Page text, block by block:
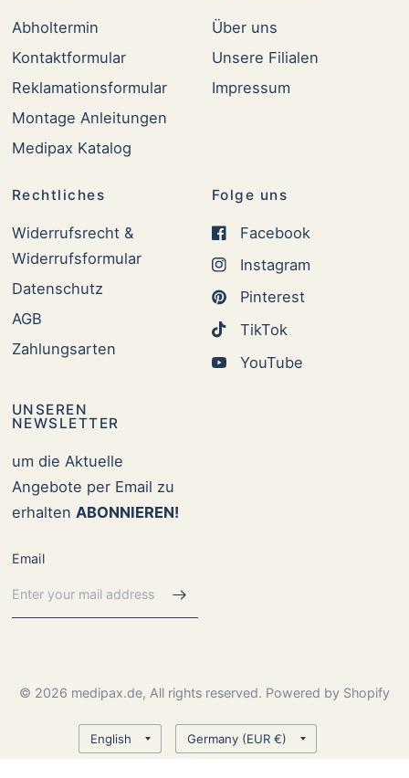
Abholtermin
Kontaktformular
Reklamationsformular
Montage Anleitungen
Medipax Katalog
Über uns
Unsere Filialen
Impressum
Rechtliches
Widerrufsrecht &
Widerrufsformular
Datenschutz
AGB
Zahlungsarten
Folge uns
Facebook
Instagram
Pinterest
TikTok
YouTube
UNSEREN
NEWSLETTER
um die Aktuelle
Angebote per Email zu
erhalten ABONNIEREN!
Email
© 2026 medipax.de, All rights reserved. Powered by Shopify
Update
country/region
Update
country/region